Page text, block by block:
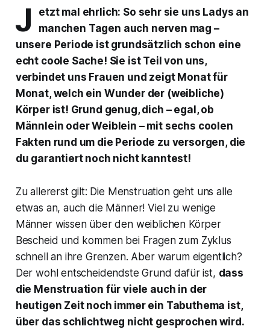
J
etzt mal ehrlich: So sehr sie uns Ladys an
manchen Tagen auch nerven mag –
unsere Periode ist grundsätzlich schon eine
echt coole Sache! Sie ist Teil von uns,
verbindet uns Frauen und zeigt Monat für
Monat, welch ein Wunder der (weibliche)
Körper ist! Grund genug, dich – egal, ob
Männlein oder Weiblein – mit sechs coolen
Fakten rund um die Periode zu versorgen, die
du garantiert noch nicht kanntest!
Zu allererst gilt: Die Menstruation geht uns alle
etwas an, auch die Männer! Viel zu wenige
Männer wissen über den weiblichen Körper
Bescheid und kommen bei Fragen zum Zyklus
schnell an ihre Grenzen. Aber warum eigentlich?
Der wohl entscheidendste Grund dafür ist, dass
die Menstruation für viele auch in der
heutigen Zeit noch immer ein Tabuthema ist,
über das schlichtweg nicht gesprochen wird.